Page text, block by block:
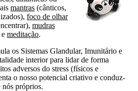
mantras (cânticos,
foco de olhar
mudras
meditação.
os Sistemas Glandular, Imunitário e
interior para lidar de forma
adversos do stress (físicos e
o nosso potencial criativo e conduz-
nós próprios.